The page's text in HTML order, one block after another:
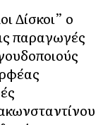
Δίσκοι” ο
παραγωγές